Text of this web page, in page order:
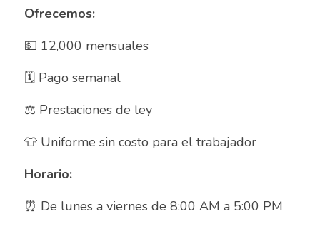
Asesores Inmobiliarios
ASESOR INMOBILIARIO
Auditor
Auditor de calidad
Auxiliar administrativo
AUXILIAR ADMINISTRATIVO CONTABLE
Auxiliar Contable
Ofrecemos:
💵 12,000 mensuales
🗓️ Pago semanal
⚖️ Prestaciones de ley
👕 Uniforme sin costo para el trabajador
Horario:
⏰ De lunes a viernes de 8:00 AM a 5:00 PM